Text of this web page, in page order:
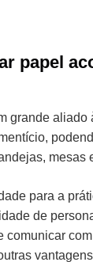
papel
grande aliado
mesas
para a
de
comunicar